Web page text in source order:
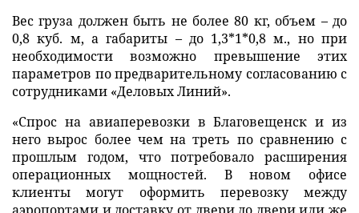
Вес груза должен быть не более 80 кг, объем – до
0,8 куб. м, а габариты – до 1,3*1*0,8 м., но при
необходимости возможно превышение этих
параметров по предварительному согласованию с
сотрудниками «Деловых Линий».
«Спрос на авиаперевозки в Благовещенск и из
него вырос более чем на треть по сравнению с
прошлым годом, что потребовало расширения
операционных мощностей. В новом офисе
клиенты могут оформить перевозку между
аэропортами и доставку от двери до двери или же